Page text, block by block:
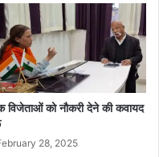
विजेताओं को नौकरी देने की कवायद
28, 2025